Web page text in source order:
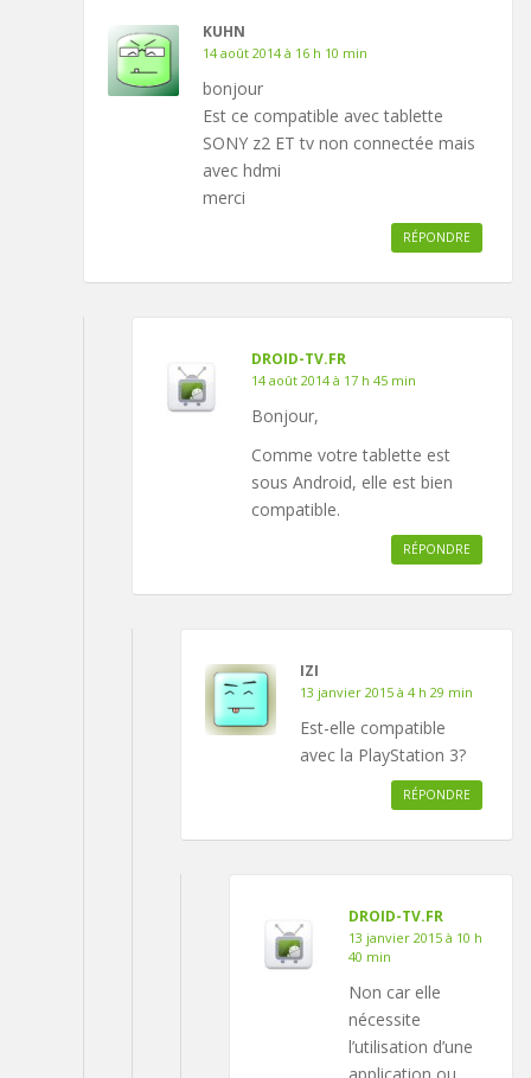
KUHN
14 août 2014 à 16 h 10 min
bonjour
Est ce compatible avec tablette
SONY z2 ET tv non connectée mais
avec hdmi
merci
RÉPONDRE
DROID-TV.FR
14 août 2014 à 17 h 45 min
Bonjour,
Comme votre tablette est
sous Android, elle est bien
compatible.
RÉPONDRE
IZI
13 janvier 2015 à 4 h 29 min
Est-elle compatible
avec la PlayStation 3?
RÉPONDRE
DROID-TV.FR
13 janvier 2015 à 10 h
40 min
Non car elle
nécessite
l’utilisation d’une